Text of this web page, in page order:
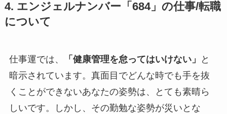
4. エンジェルナンバー「684」の仕事/転職
について
仕事運では、 「健康管理を怠ってはいけない」
と
暗示されています。真面目でどんな時でも手を抜
くことができないあなたの姿勢は、とても素晴ら
しいです。しかし、その勤勉な姿勢が災いとな